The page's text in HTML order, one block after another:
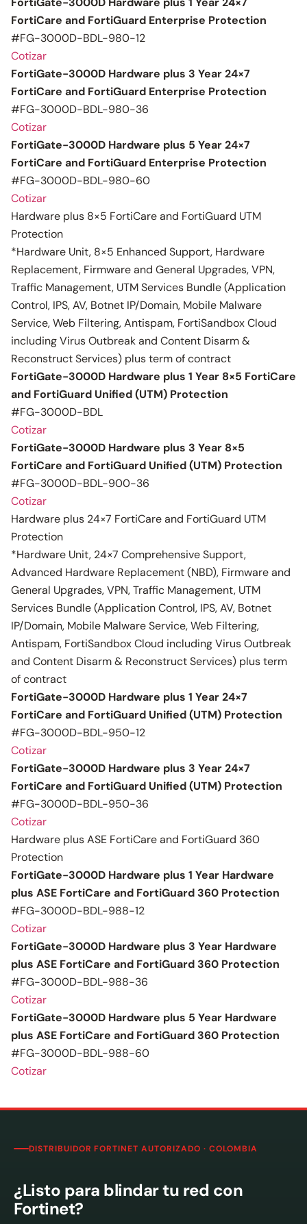
FortiCare and FortiGuard Enterprise Protection
#FG-3000D-BDL-980-12
Cotizar
FortiGate-3000D Hardware plus 3 Year 24×7
FortiCare and FortiGuard Enterprise Protection
#FG-3000D-BDL-980-36
Cotizar
FortiGate-3000D Hardware plus 5 Year 24×7
FortiCare and FortiGuard Enterprise Protection
#FG-3000D-BDL-980-60
Cotizar
Hardware plus 8×5 FortiCare and FortiGuard UTM
Protection
*Hardware Unit, 8×5 Enhanced Support, Hardware
Replacement, Firmware and General Upgrades, VPN,
Traffic Management, UTM Services Bundle (Application
Control, IPS, AV, Botnet IP/Domain, Mobile Malware
Service, Web Filtering, Antispam, FortiSandbox Cloud
including Virus Outbreak and Content Disarm &
Reconstruct Services) plus term of contract
FortiGate-3000D Hardware plus 1 Year 8×5 FortiCare
and FortiGuard Unified (UTM) Protection
#FG-3000D-BDL
Cotizar
FortiGate-3000D Hardware plus 3 Year 8×5
FortiCare and FortiGuard Unified (UTM) Protection
#FG-3000D-BDL-900-36
Cotizar
Hardware plus 24×7 FortiCare and FortiGuard UTM
Protection
*Hardware Unit, 24×7 Comprehensive Support,
Advanced Hardware Replacement (NBD), Firmware and
General Upgrades, VPN, Traffic Management, UTM
Services Bundle (Application Control, IPS, AV, Botnet
IP/Domain, Mobile Malware Service, Web Filtering,
Antispam, FortiSandbox Cloud including Virus Outbreak
and Content Disarm & Reconstruct Services) plus term
of contract
FortiGate-3000D Hardware plus 1 Year 24×7
FortiCare and FortiGuard Unified (UTM) Protection
#FG-3000D-BDL-950-12
Cotizar
FortiGate-3000D Hardware plus 3 Year 24×7
FortiCare and FortiGuard Unified (UTM) Protection
#FG-3000D-BDL-950-36
Cotizar
Hardware plus ASE FortiCare and FortiGuard 360
Protection
FortiGate-3000D Hardware plus 1 Year Hardware
plus ASE FortiCare and FortiGuard 360 Protection
#FG-3000D-BDL-988-12
Cotizar
FortiGate-3000D Hardware plus 3 Year Hardware
plus ASE FortiCare and FortiGuard 360 Protection
#FG-3000D-BDL-988-36
Cotizar
FortiGate-3000D Hardware plus 5 Year Hardware
plus ASE FortiCare and FortiGuard 360 Protection
#FG-3000D-BDL-988-60
Cotizar
DISTRIBUIDOR FORTINET AUTORIZADO · COLOMBIA
¿Listo para blindar tu red con
Fortinet?